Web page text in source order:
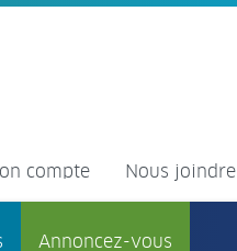
compte Nous joindre
Annoncez-vous